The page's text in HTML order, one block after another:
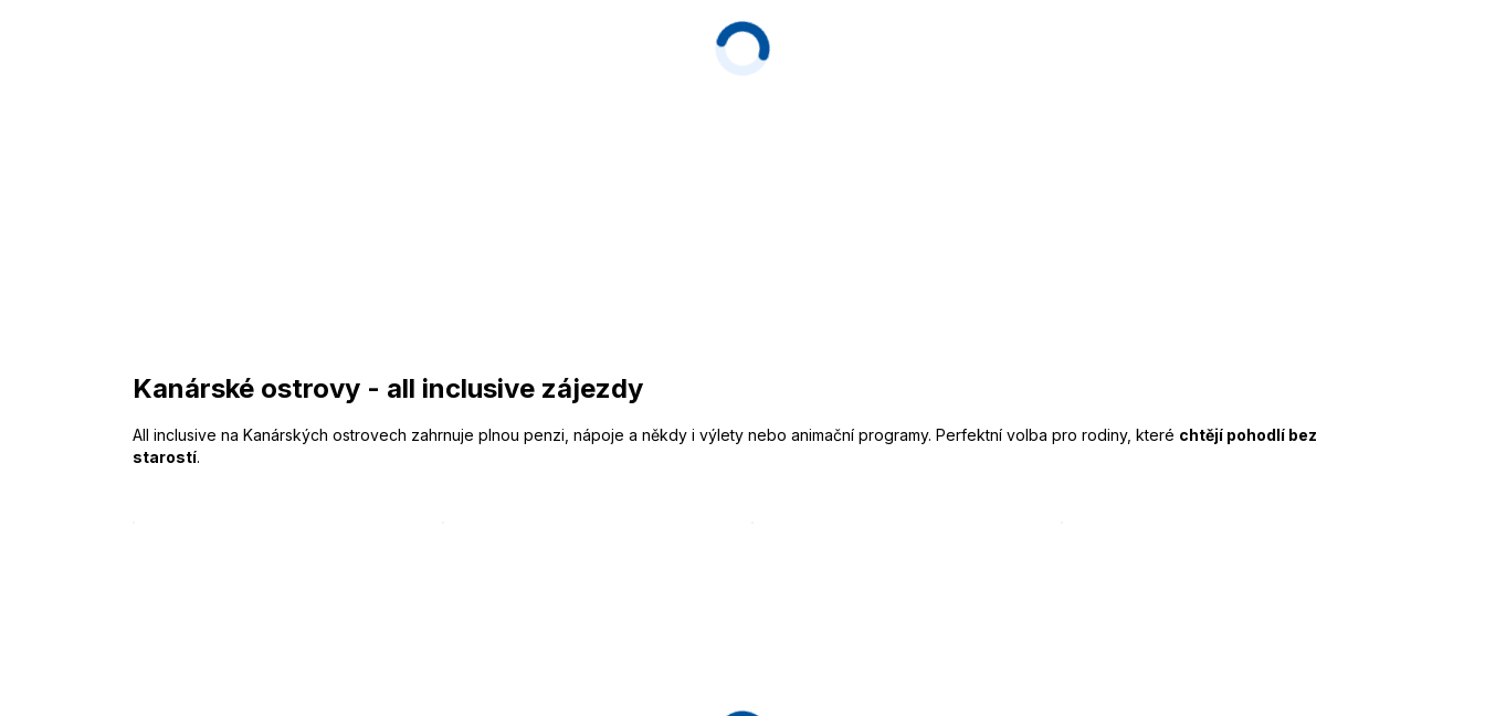
Kanárské ostrovy - all inclusive zájezdy
All inclusive na Kanárských ostrovech zahrnuje plnou penzi, nápoje a někdy i výlety nebo animační programy. Perfektní volba pro rodiny, které chtějí pohodlí bez
starostí.